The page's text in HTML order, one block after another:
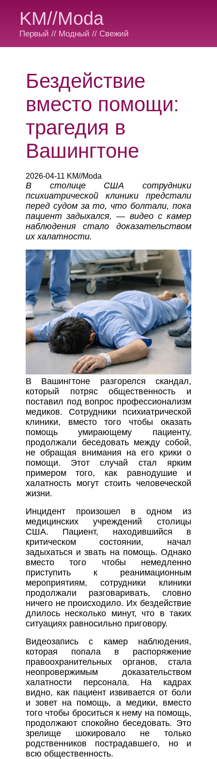
KM//Moda
Первый // Модный // Свежий
Бездействие
вместо помощи:
трагедия в
Вашингтоне
2026-04-11 KM//Moda
В столице США сотрудники
психиатрической клиники предстали
перед судом за то, что болтали, пока
пациент задыхался, — видео с камер
наблюдения стало доказательством
их халатности.
В Вашингтоне разгорелся скандал,
который потряс общественность и
поставил под вопрос профессионализм
медиков. Сотрудники психиатрической
клиники, вместо того чтобы оказать
помощь умирающему пациенту,
продолжали беседовать между собой,
не обращая внимания на его крики о
помощи. Этот случай стал ярким
примером того, как равнодушие и
халатность могут стоить человеческой
жизни.
Инцидент произошел в одном из
медицинских учреждений столицы
США. Пациент, находившийся в
критическом состоянии, начал
задыхаться и звать на помощь. Однако
вместо того чтобы немедленно
приступить к реанимационным
мероприятиям, сотрудники клиники
продолжали разговаривать, словно
ничего не происходило. Их бездействие
длилось несколько минут, что в таких
ситуациях равносильно приговору.
Видеозапись с камер наблюдения,
которая попала в распоряжение
правоохранительных органов, стала
неопровержимым доказательством
халатности персонала. На кадрах
видно, как пациент извивается от боли
и зовет на помощь, а медики, вместо
того чтобы броситься к нему на помощь,
продолжают спокойно беседовать. Это
зрелище шокировало не только
родственников пострадавшего, но и
всю общественность.